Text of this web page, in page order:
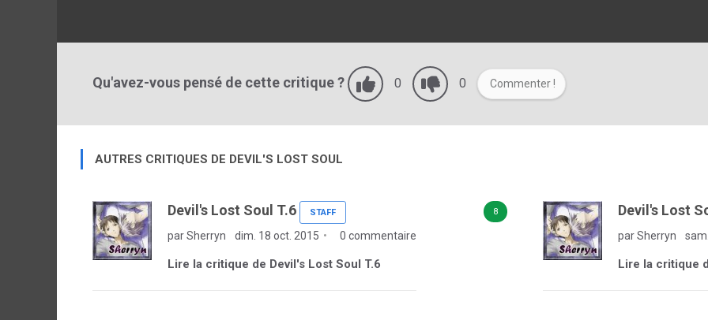
Qu'avez-vous pensé de cette critique ? 0 0 Commenter !
AUTRES CRITIQUES DE DEVIL'S LOST SOUL
8
Devil's Lost Soul T.6 STAFF
par Sherryn dim. 18 oct. 2015 0 commentaire
Lire la critique de Devil's Lost Soul T.6
Devil's Lost
par Sherryn
Lire la critique